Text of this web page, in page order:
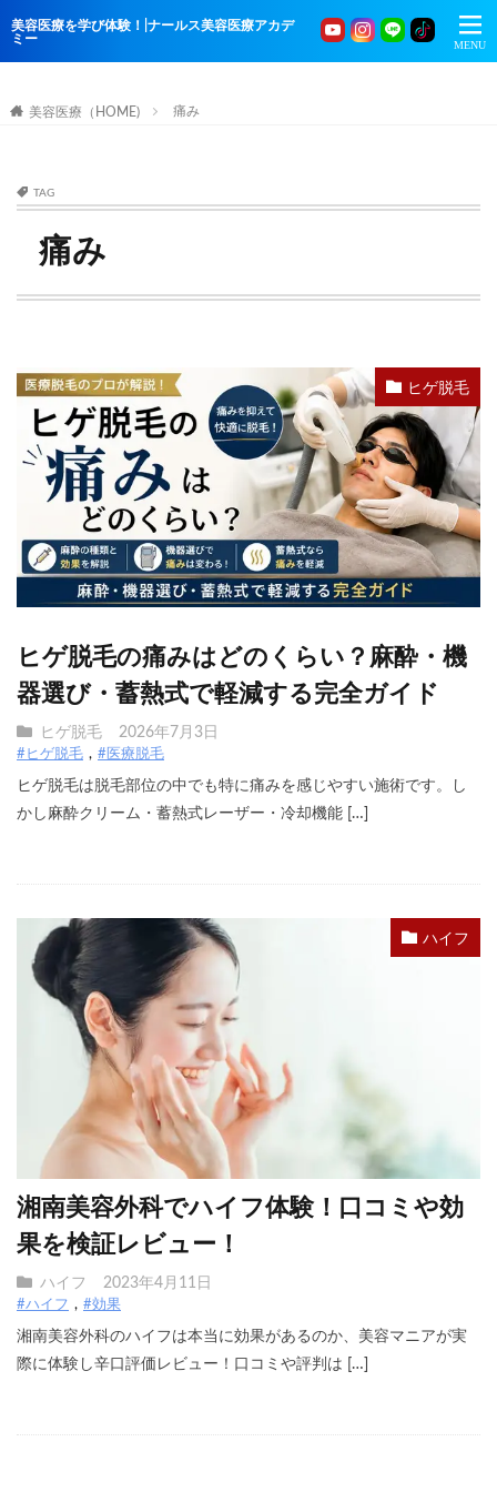
美容医療を学び体験！|ナールス美容医療アカデ
ミー
美容医療（HOME) 痛み
TAG
痛み
ヒゲ脱毛
ヒゲ脱毛の痛みはどのくらい？麻酔・機
器選び・蓄熱式で軽減する完全ガイド
ヒゲ脱毛 2026年7月3日
#ヒゲ脱毛 #医療脱毛
ヒゲ脱毛は脱毛部位の中でも特に痛みを感じやすい施術です。し
かし麻酔クリーム・蓄熱式レーザー・冷却機能 […]
ハイフ
湘南美容外科でハイフ体験！口コミや効
果を検証レビュー！
ハイフ 2023年4月11日
#ハイフ #効果
湘南美容外科のハイフは本当に効果があるのか、美容マニアが実
際に体験し辛口評価レビュー！口コミや評判は […]